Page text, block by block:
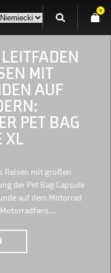
0
MIT
AUF M
V
PET BAG C
Reisen mit großen
der Pet Bag Capsule
auf dem Motorrad